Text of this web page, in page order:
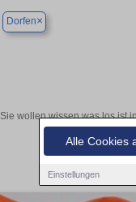
Alle Cookies
Einstellungen
Dorfen×
Sie wollen wissen was los ist